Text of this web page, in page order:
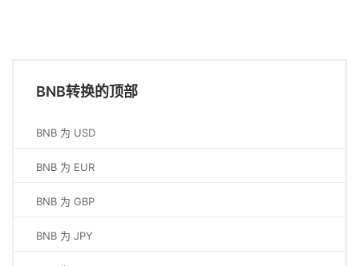
BNB转换的顶部
BNB 为 USD
BNB 为 EUR
BNB 为 GBP
BNB 为 JPY